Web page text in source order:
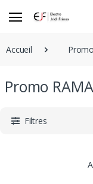
Accueil
Promo
Filtres